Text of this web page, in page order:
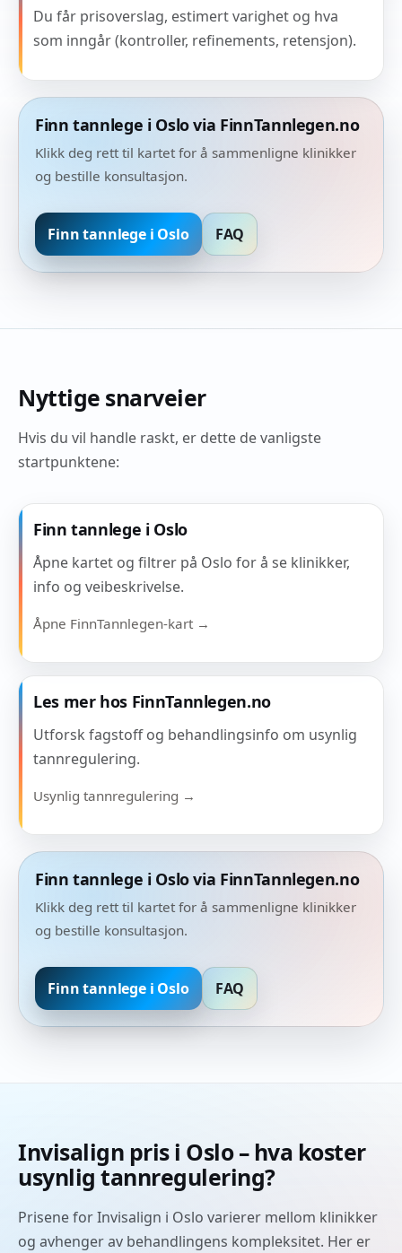
Du får prisoverslag, estimert varighet og hva
som inngår (kontroller, refinements, retensjon).
Finn tannlege i Oslo via FinnTannlegen.no
Klikk deg rett til kartet for å sammenligne klinikker
og bestille konsultasjon.
Finn tannlege i Oslo FAQ
Nyttige snarveier
Hvis du vil handle raskt, er dette de vanligste
startpunktene:
Finn tannlege i Oslo
Åpne kartet og filtrer på Oslo for å se klinikker,
info og veibeskrivelse.
Åpne FinnTannlegen-kart →
Les mer hos FinnTannlegen.no
Utforsk fagstoff og behandlingsinfo om usynlig
tannregulering.
Usynlig tannregulering →
Finn tannlege i Oslo via FinnTannlegen.no
Klikk deg rett til kartet for å sammenligne klinikker
og bestille konsultasjon.
Finn tannlege i Oslo FAQ
Invisalign pris i Oslo – hva koster
usynlig tannregulering?
Prisene for Invisalign i Oslo varierer mellom klinikker
og avhenger av behandlingens kompleksitet. Her er